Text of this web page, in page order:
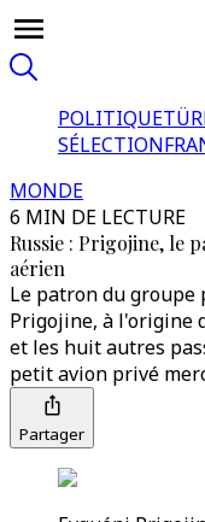
POLITIQUE
SÉLECTION
MONDE
6 MIN DE LECTURE
Russie : Prigojine, le
aérien
Le patron du
Prigojine, à l'origine
et les huit autres
petit avion privé
Partager